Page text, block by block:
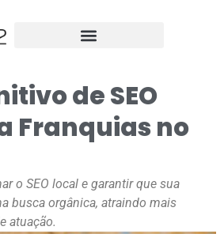
de SEO
Franquias no
o SEO local e garantir que sua
busca orgânica, atraindo mais
atuação.